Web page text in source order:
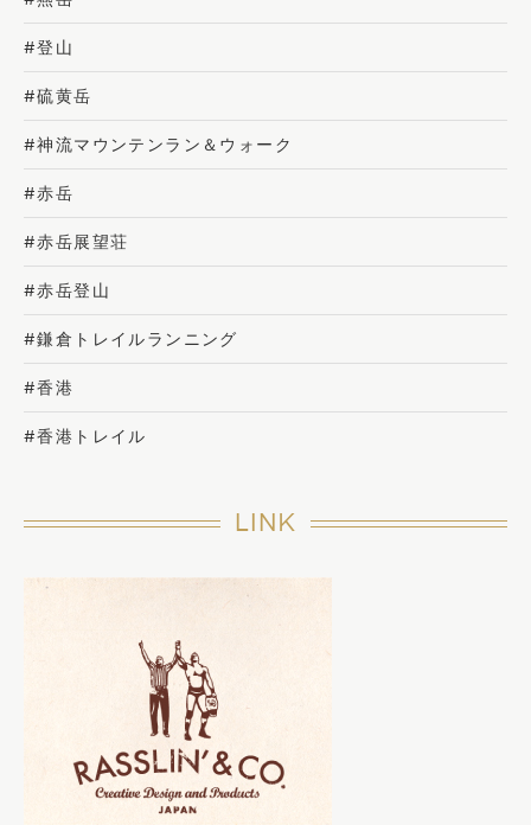
#登山
#硫黄岳
#神流マウンテンラン＆ウォーク
#赤岳
#赤岳展望荘
#赤岳登山
#鎌倉トレイルランニング
#香港
#香港トレイル
LINK